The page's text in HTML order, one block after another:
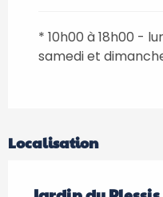
* 10h00 à 18h00 -
samedi et
Localisation